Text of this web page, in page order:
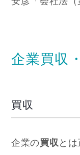
企業買収
買収
企業の買収と